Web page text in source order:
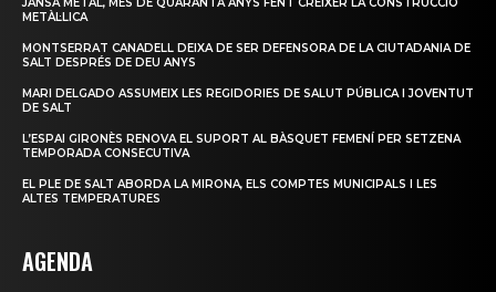
METÀL·LICA
MONTSERRAT CANADELL DEIXA DE SER DEFENSORA DE LA CIUTADANIA DE
SALT DESPRÉS DE DEU ANYS
MARI DELGADO ASSUMEIX LES REGIDORIES DE SALUT PÚBLICA I JOVENTUT
DE SALT
L’ESPAI GIRONÈS RENOVA EL SUPORT AL BÀSQUET FEMENÍ PER SETZENA
TEMPORADA CONSECUTIVA
EL PLE DE SALT ABORDA LA MIRONA, ELS COMPTES MUNICIPALS I LES
ALTES TEMPERATURES
AGENDA